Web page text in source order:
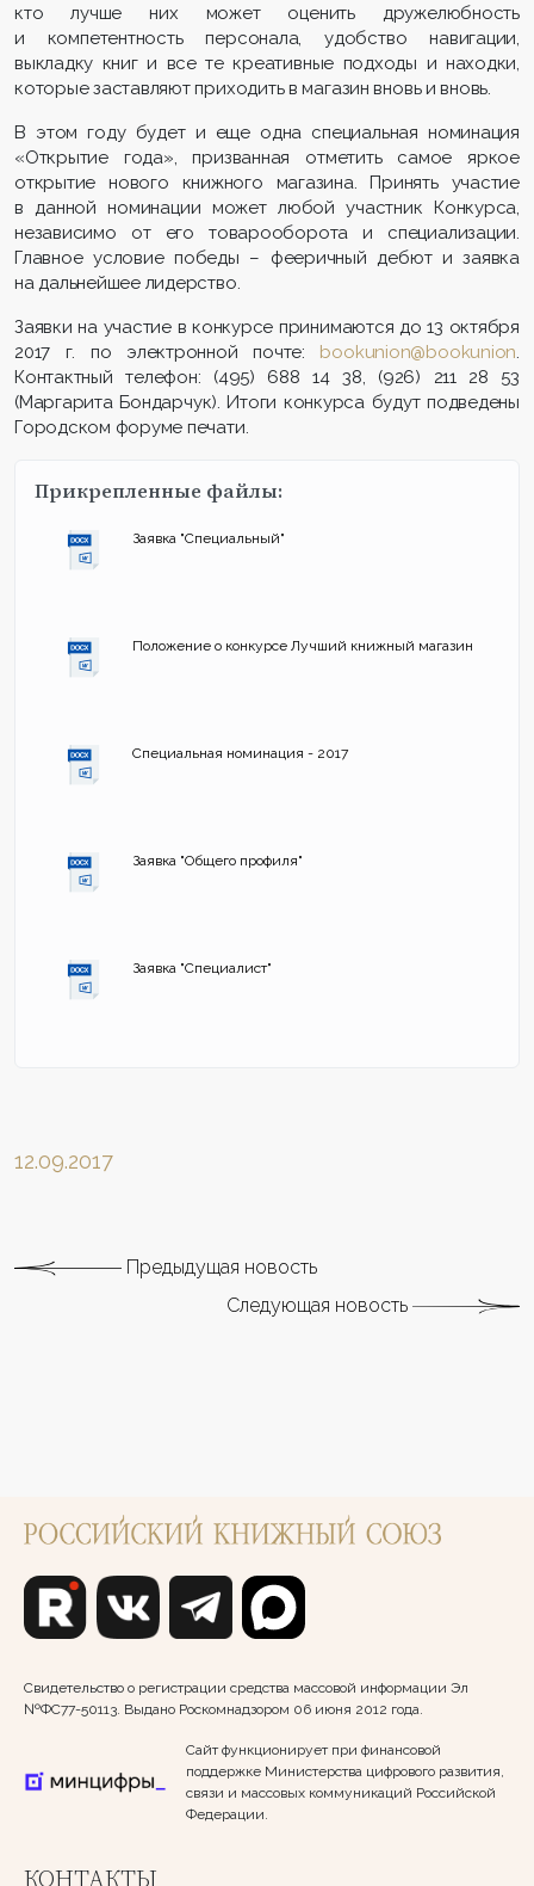
кто лучше них может оценить дружелюбность
и компетентность персонала, удобство навигации,
выкладку книг и все те креативные подходы и находки,
которые заставляют приходить в магазин вновь и вновь.
В этом году будет и еще одна специальная номинация
«Открытие года», призванная отметить самое яркое
открытие нового книжного магазина. Принять участие
в данной номинации может любой участник Конкурса,
независимо от его товарооборота и специализации.
Главное условие победы – фееричный дебют и заявка
на дальнейшее лидерство.
Заявки на участие в конкурсе принимаются до 13 октября
2017 г. по электронной почте: bookunion@bookunion.
Контактный телефон: (495) 688 14 38, (926) 211 28 53
(Маргарита Бондарчук). Итоги конкурса будут подведены
Городском форуме печати.
Прикрепленные файлы:
Заявка "Специальный"
Положение о конкурсе Лучший книжный магазин
Специальная номинация - 2017
Заявка "Общего профиля"
Заявка "Специалист"
12.09.2017
Предыдущая новость
Следующая новость
Свидетельство о регистрации средства массовой информации Эл
№ФС77-50113. Выдано Роскомнадзором 06 июня 2012 года.
Сайт функционирует при финансовой
поддержке Министерства цифрового развития,
связи и массовых коммуникаций Российской
Федерации.
КОНТАКТЫ